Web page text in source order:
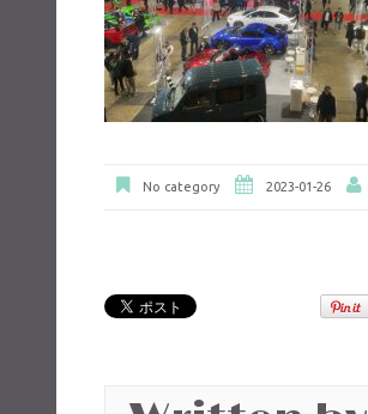
No category 2023-01-26